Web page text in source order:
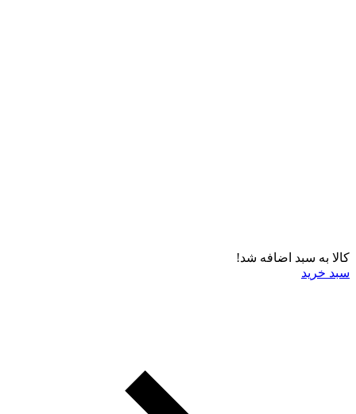
کالا به سبد اضافه شد!
سبد خرید